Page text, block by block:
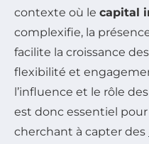
contexte où le capital
complexifie, la
facilite la croissance
flexibilité et
l’influence et le rôle
est donc essentiel
cherchant à capter des